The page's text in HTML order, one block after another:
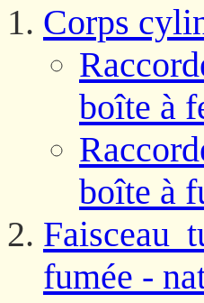
Corps
boîte à
boîte à
Faisceau
fumée -